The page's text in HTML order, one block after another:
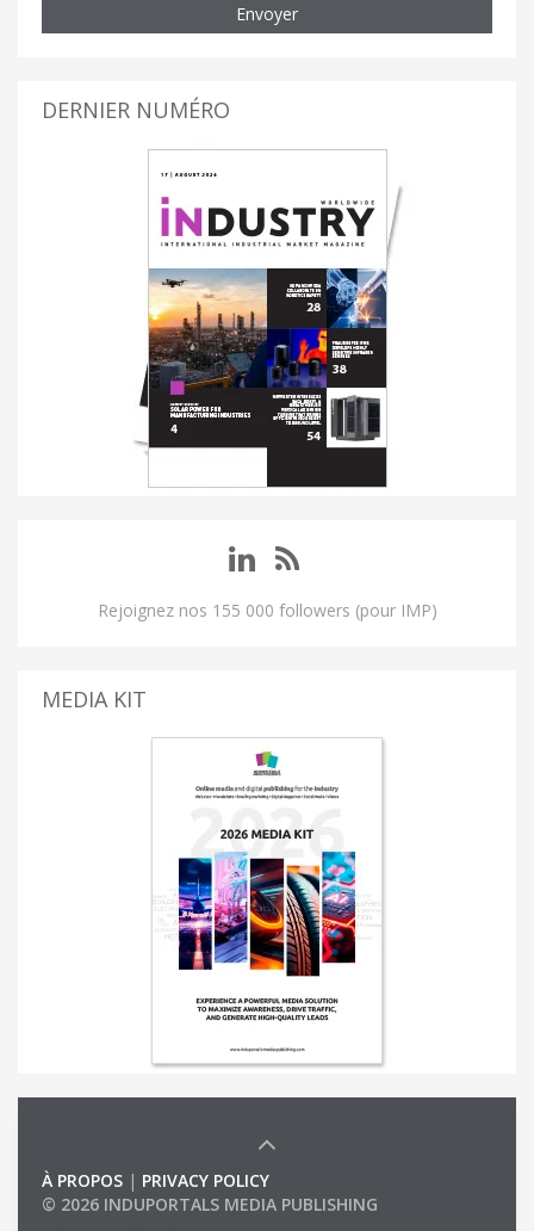
Envoyer
DERNIER NUMÉRO
Rejoignez nos 155 000 followers (pour IMP)
MEDIA KIT
À PROPOS | PRIVACY POLICY
© 2026 INDUPORTALS MEDIA PUBLISHING